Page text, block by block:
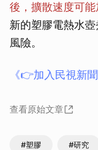
後，擴散速度可
新的塑膠電熱水
風險。
《👉加入民視新
查看原始文章
#塑膠 #研究